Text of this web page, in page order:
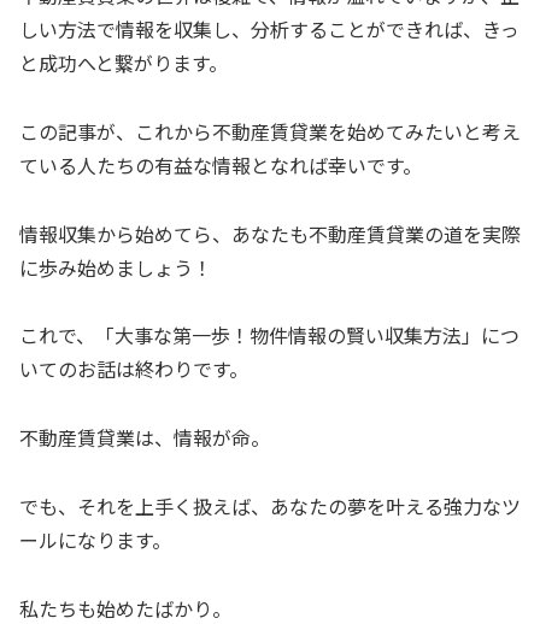
しい方法で情報を収集し、分析することができれば、きっ
と成功へと繋がります。
この記事が、これから不動産賃貸業を始めてみたいと考え
ている人たちの有益な情報となれば幸いです。
情報収集から始めてら、あなたも不動産賃貸業の道を実際
に歩み始めましょう！
これで、「大事な第一歩！物件情報の賢い収集方法」につ
いてのお話は終わりです。
不動産賃貸業は、情報が命。
でも、それを上手く扱えば、あなたの夢を叶える強力なツ
ールになります。
私たちも始めたばかり。